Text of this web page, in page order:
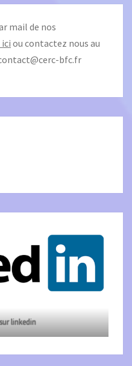
mail de nos
ou contactez nous au
bfc.fr
linkedin